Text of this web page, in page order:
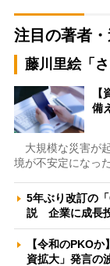
注目の著者
藤川里絵「
備
大規模な災害が
境が不安定になっ
5年ぶり改訂の
説 企業に成長
【令和のPKO
資拡大」発言